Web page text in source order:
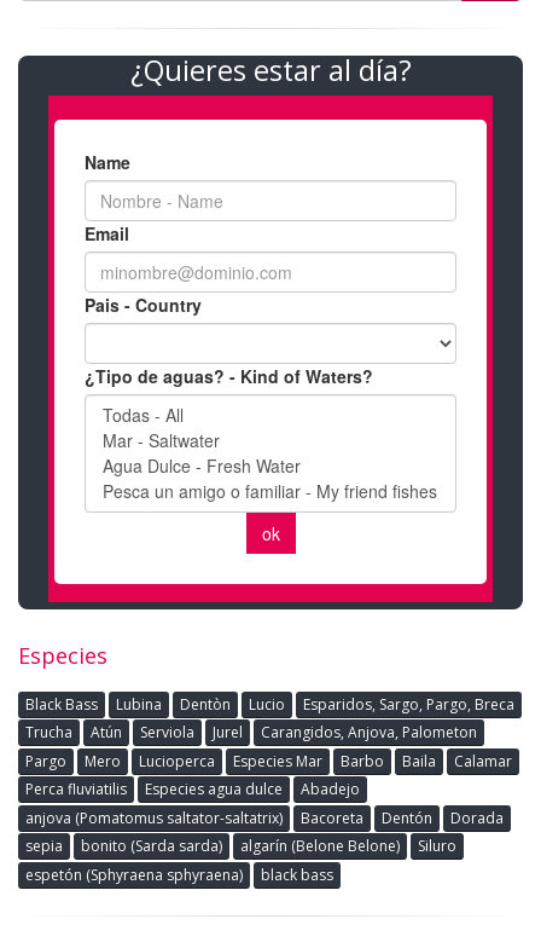
¿Quieres estar al día?
Especies
Black Bass Lubina Dentòn Lucio
Esparidos, Sargo, Pargo, Breca
Trucha
Atún Serviola Jurel
Carangidos, Anjova, Palometon
Pargo
Mero Lucioperca Especies Mar Barbo Baila
Calamar
Perca fluviatilis
Especies agua dulce
Abadejo
anjova (Pomatomus saltator-saltatrix)
Bacoreta Dentón
Dorada
sepia
bonito (Sarda sarda) algarín (Belone Belone)
Siluro
espetón (Sphyraena sphyraena)
black bass